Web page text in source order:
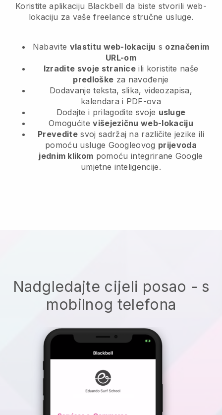
Koristite aplikaciju Blackbell da biste stvorili web-
lokaciju za vaše freelance stručne usluge.
Nabavite vlastitu web-lokaciju s označenim
URL-om
Izradite svoje stranice ili koristite naše
predloške za navođenje
Dodavanje teksta, slika, videozapisa,
kalendara i PDF-ova
Dodajte i prilagodite svoje usluge
Omogućitevišejezičnu web-lokaciju
Prevedite svoj sadržaj na različite jezike ili
pomoću usluge Googleovog prijevoda
jednim klikom pomoću integrirane Google
umjetne inteligencije.
Nadgledajte cijeli posao - s
mobilnog telefona